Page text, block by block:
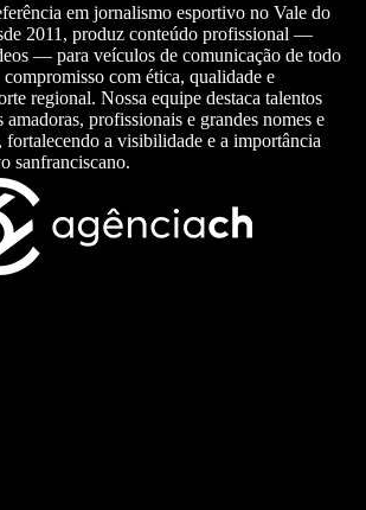
em jornalismo esportivo no Vale do
2011, produz conteúdo profissional —
— para veículos de comunicação de todo
com ética, qualidade e
regional. Nossa equipe destaca talentos
amadoras, profissionais e grandes nomes e
fortalecendo a visibilidade e a importância
sanfranciscano.